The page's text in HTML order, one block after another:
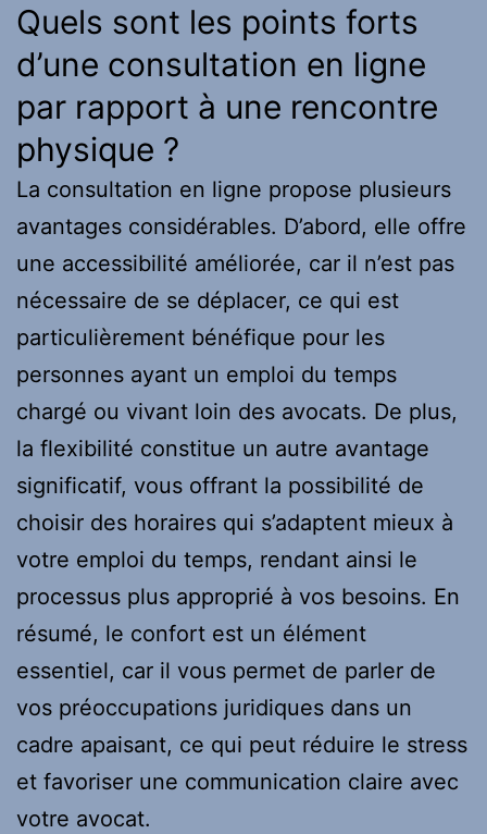
Quels sont les points forts
d’une consultation en ligne
par rapport à une rencontre
physique ?
La consultation en ligne propose plusieurs
avantages considérables. D’abord, elle offre
une accessibilité améliorée, car il n’est pas
nécessaire de se déplacer, ce qui est
particulièrement bénéfique pour les
personnes ayant un emploi du temps
chargé ou vivant loin des avocats. De plus,
la flexibilité constitue un autre avantage
significatif, vous offrant la possibilité de
choisir des horaires qui s’adaptent mieux à
votre emploi du temps, rendant ainsi le
processus plus approprié à vos besoins. En
résumé, le confort est un élément
essentiel, car il vous permet de parler de
vos préoccupations juridiques dans un
cadre apaisant, ce qui peut réduire le stress
et favoriser une communication claire avec
votre avocat.